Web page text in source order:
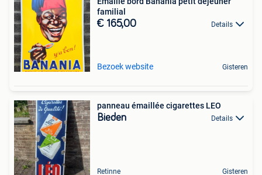
familial
€ 165,00 Details
Bezoek website Gisteren
panneau émaillée cigarettes LEO
Bieden Details
Retinne Gisteren